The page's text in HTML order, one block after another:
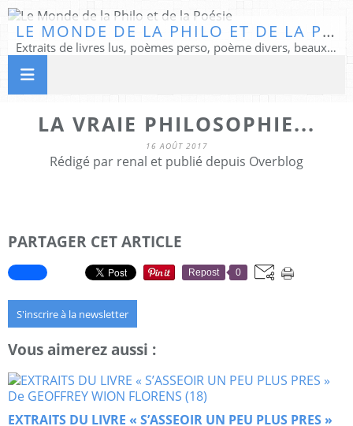
LE MONDE DE LA PHILO ET DE LA POÉSIE
Extraits de livres lus, poèmes perso, poème divers, beaux textes...
LA VRAIE PHILOSOPHIE...
16 AOÛT 2017
Rédigé par renal et publié depuis Overblog
PARTAGER CET ARTICLE
Repost 0
S'inscrire à la newsletter
Vous aimerez aussi :
EXTRAITS DU LIVRE « S’ASSEOIR UN PEU PLUS PRES »